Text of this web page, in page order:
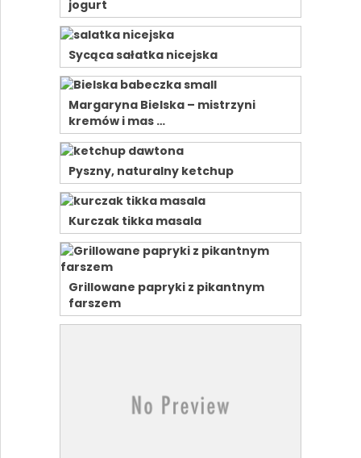
jogurt
Sycąca sałatka nicejska
Margaryna Bielska – mistrzyni
kremów i mas …
Pyszny, naturalny ketchup
Kurczak tikka masala
Grillowane papryki z pikantnym
farszem